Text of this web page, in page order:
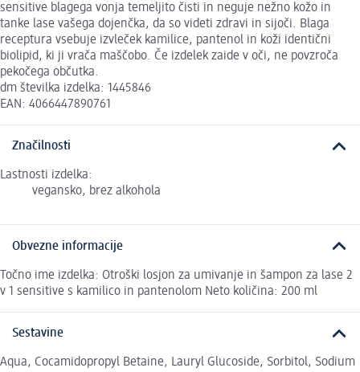
sensitive blagega vonja temeljito čisti in neguje nežno kožo in
tanke lase vašega dojenčka, da so videti zdravi in sijoči. Blaga
receptura vsebuje izvleček kamilice, pantenol in koži identični
biolipid, ki ji vrača maščobo. Če izdelek zaide v oči, ne povzroča
pekočega občutka.
dm številka izdelka: 1445846
EAN: 4066447890761
Značilnosti
Lastnosti izdelka:
vegansko, brez alkohola
Obvezne informacije
Točno ime izdelka: Otroški losjon za umivanje in šampon za lase 2
v 1 sensitive s kamilico in pantenolom Neto količina: 200 ml
Sestavine
Aqua, Cocamidopropyl Betaine, Lauryl Glucoside, Sorbitol, Sodium